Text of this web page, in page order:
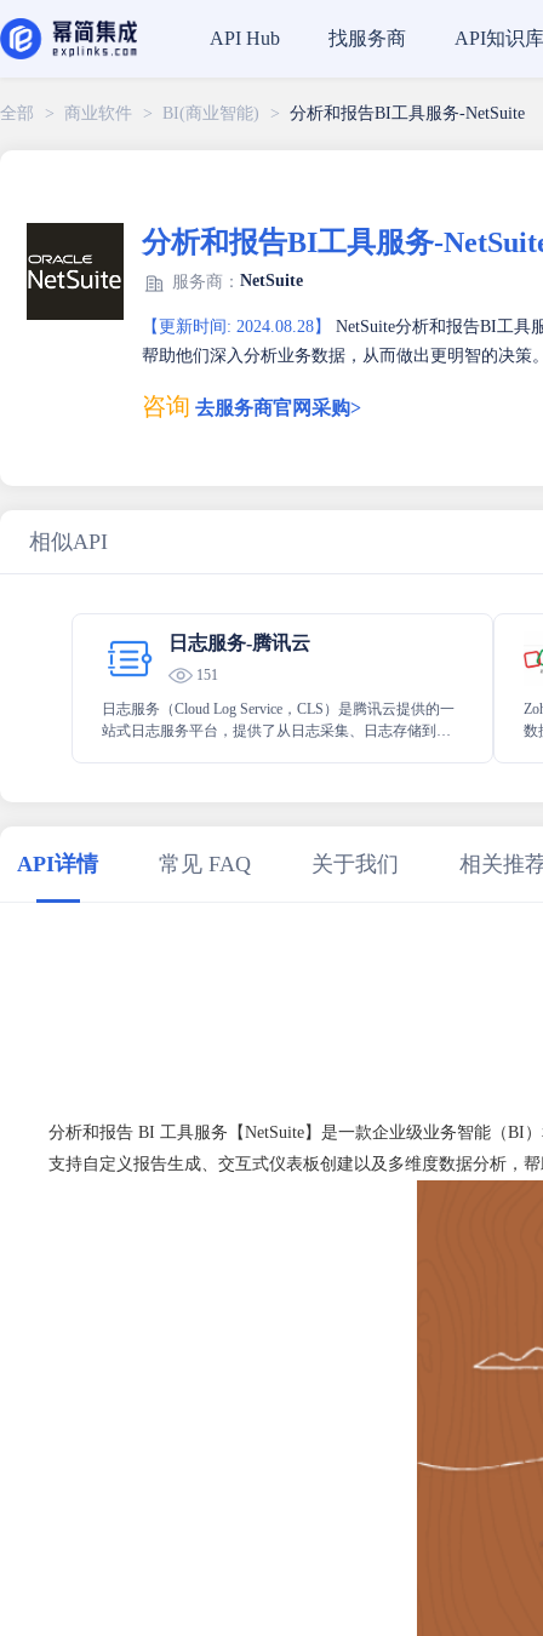
API Hub 找服务商 API知识库
全部 > 商业软件 > BI(商业智能) > 分析和报告BI工具服务-NetSuite
分析和报告BI工具服务-
服务商： NetSuite
【更新时间: 2024.08.28】
NetSuite分析和报告BI工具
帮助他们深入分析业务数据，从而做出更明智的决
咨询 去服务商官网采购>
相似API
日志服务-腾讯云
151
日志服务（Cloud Log Service，CLS）是腾讯云提供的一
站式日志服务平台，提供了从日志采集、日志存储到日
数
API详情 常见 FAQ 关于我们 相关推
分析和报告 BI 工具服务【NetSuite】是一款企业级业务智能（BI
支持自定义报告生成、交互式仪表板创建以及多维度数据分析，